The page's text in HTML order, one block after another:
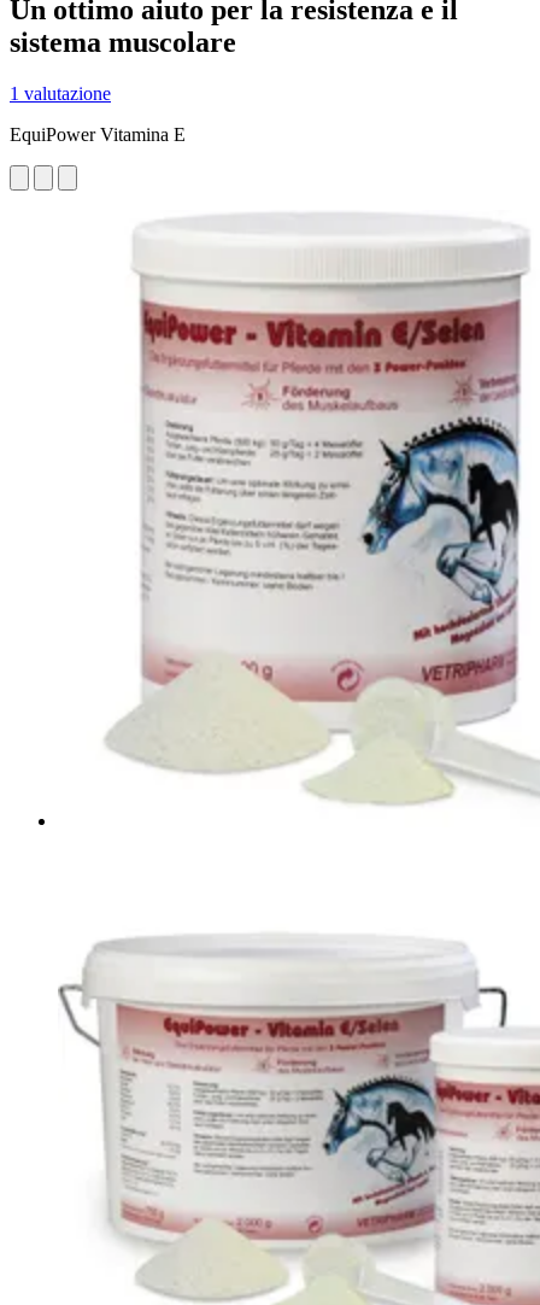
Un ottimo aiuto per la resistenza e il
sistema muscolare
1 valutazione
EquiPower Vitamina E